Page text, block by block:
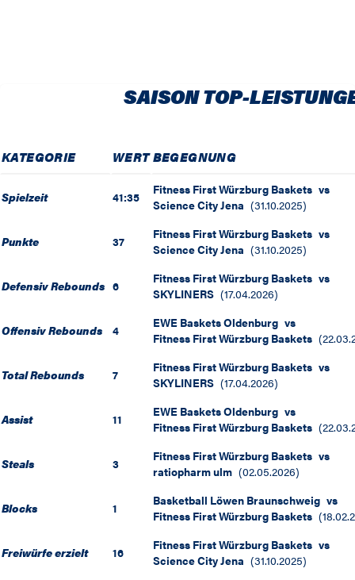
SAISON TOP-
KATEGORIE WERTBEGEGNUNG
Spielzeit 41:35 Fitness First Würzburg Baskets vs
Science City Jena (31.10.2025)
Punkte 37 Fitness First Würzburg Baskets vs
Science City Jena (31.10.2025)
Defensiv Rebounds 6 Fitness First Würzburg Baskets vs
SKYLINERS (17.04.2026)
Offensiv Rebounds 4 EWE Baskets Oldenburg vs
Fitness First Würzburg Baskets (
Total Rebounds 7 Fitness First Würzburg Baskets vs
SKYLINERS (17.04.2026)
Assist 11 EWE Baskets Oldenburg vs
Fitness First Würzburg Baskets (
Steals 3 Fitness First Würzburg Baskets vs
ratiopharm ulm (02.05.2026)
Blocks 1 Basketball Löwen Braunschweig vs
Fitness First Würzburg Baskets (
Freiwürfe erzielt 16 Fitness First Würzburg Baskets vs
Science City Jena (31.10.2025)